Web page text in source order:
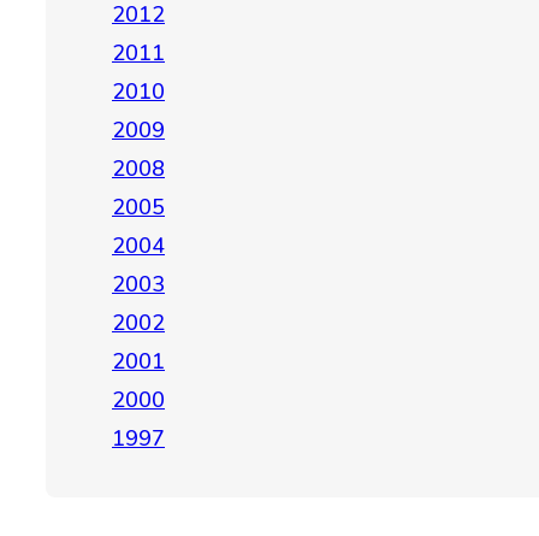
2012
2011
2010
2009
2008
2005
2004
2003
2002
2001
2000
1997